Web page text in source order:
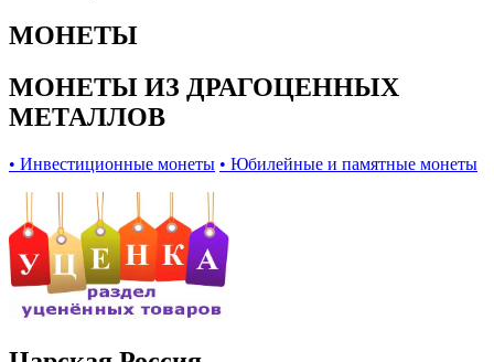
МОНЕТЫ
МОНЕТЫ ИЗ ДРАГОЦЕННЫХ
МЕТАЛЛОВ
• Инвестиционные монеты • Юбилейные и памятные монеты